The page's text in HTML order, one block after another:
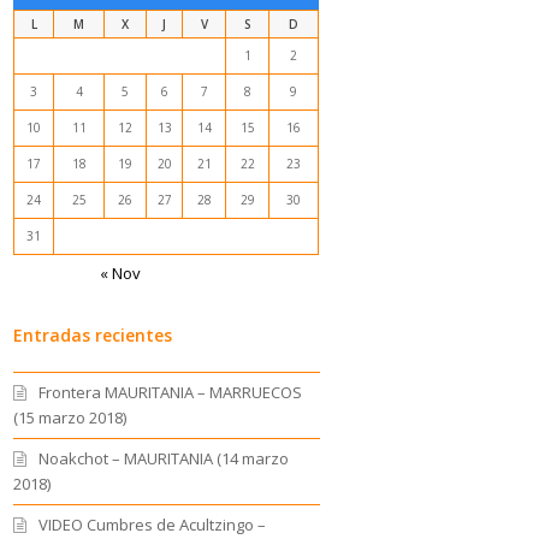
L M X J V S
D
1
2
3 4 5 6 7 8 9
10 11 12 13 14 15 16
17 18 19 20 21 22 23
24 25 26 27 28 29 30
31
« Nov
Entradas recientes
Frontera MAURITANIA – MARRUECOS
(15 marzo 2018)
Noakchot – MAURITANIA (14 marzo
2018)
VIDEO Cumbres de Acultzingo –